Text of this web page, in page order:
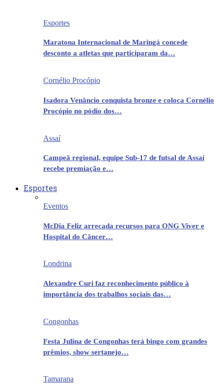
Esportes
Maratona Internacional de Maringá concede
desconto a atletas que participaram da…
Cornélio Procópio
Isadora Venâncio conquista bronze e coloca Cornélio
Procópio no pódio dos…
Assaí
Campeã regional, equipe Sub-17 de futsal de Assaí
recebe premiação e…
Esportes
Eventos
McDia Feliz arrecada recursos para ONG Viver e
Hospital do Câncer…
Londrina
Alexandre Curi faz reconhecimento público à
importância dos trabalhos sociais das…
Congonhas
Festa Julina de Congonhas terá bingo com grandes
prêmios, show sertanejo…
Tamarana